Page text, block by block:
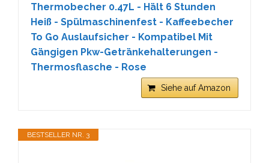
Thermobecher 0.47L - Hält 6 Stunden
Heiß - Spülmaschinenfest - Kaffeebecher
To Go Auslaufsicher - Kompatibel Mit
Gängigen Pkw-Getränkehalterungen -
Thermosflasche - Rose
Siehe auf Amazon
BESTSELLER NR. 3